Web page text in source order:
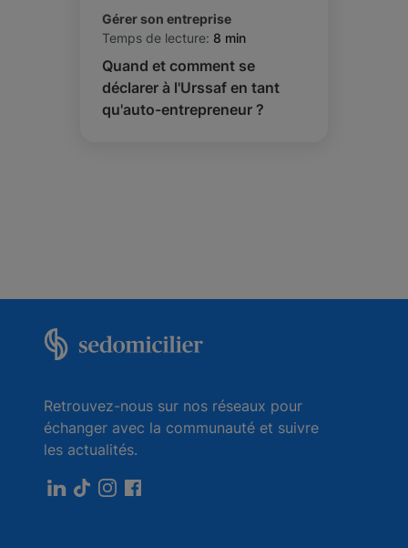
Gérer son entreprise
Temps de lecture: 8 min
Quand et comment se
déclarer à l'Urssaf en tant
qu'auto-entrepreneur ?
Retrouvez-nous sur nos réseaux pour
échanger avec la communauté et suivre
les actualités.